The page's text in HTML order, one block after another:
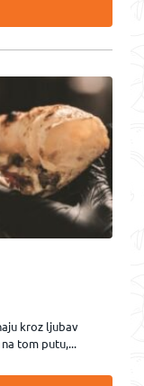
kroz ljubav
tom putu,...